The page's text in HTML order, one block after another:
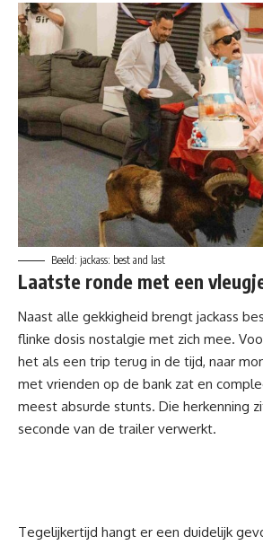
Beeld: jackass: best and last
Laatste ronde met een
Naast alle gekkigheid brengt jackass
flinke dosis nostalgie met zich mee.
het als een trip terug in de tijd, naar
met vrienden op de bank zat en
meest absurde stunts. Die herkenning
seconde van de trailer verwerkt.
Tegelijkertijd hangt er een duidelijk